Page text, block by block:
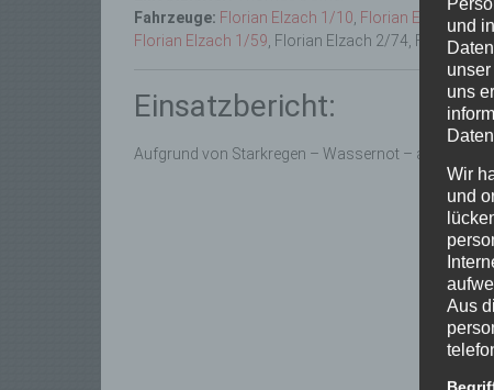
Fahrzeuge: Florian Elzach 1/10, Florian Elzach 1/19
Florian Elzach 1/59, Florian Elzach 2/74, Florian
Einsatzbericht:
Aufgrund von Starkregen – Wassernot – an
und
uns
Wir
und
Aus